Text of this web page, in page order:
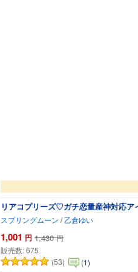
リアコプリーズ♡ガチ恋量産神対応
スプリングムーン /乙倉ゆい
1,001 円 1,430 円
販売数:675
(53)
(1)